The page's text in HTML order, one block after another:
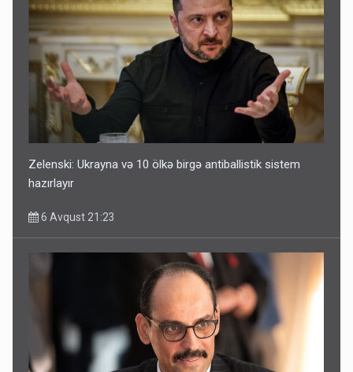
Zelenski: Ukrayna və 10 ölkə birgə antiballistik sistem
hazırlayır
6 Avqust 21:23